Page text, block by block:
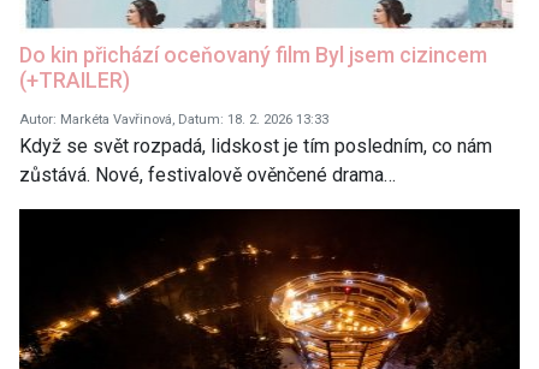
Do kin přichází oceňovaný film Byl jsem cizincem
(+TRAILER)
Autor: Markéta Vavřinová, Datum: 18. 2. 2026 13:33
Když se svět rozpadá, lidskost je tím posledním, co nám
zůstává. Nové, festivalově ověnčené drama…